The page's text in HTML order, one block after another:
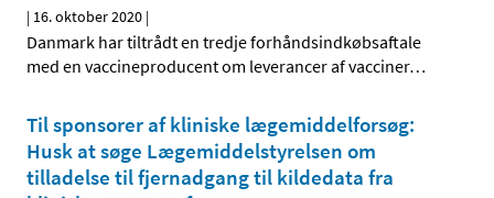
| 16. oktober 2020 |
Danmark har tiltrådt en tredje forhåndsindkøbsaftale
med en vaccineproducent om leverancer af vacciner…
Til sponsorer af kliniske lægemiddelforsøg:
Husk at søge Lægemiddelstyrelsen om
tilladelse til fjernadgang til kildedata fra